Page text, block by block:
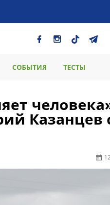
СОБЫТИЯ ТЕСТЫ
Казанцев